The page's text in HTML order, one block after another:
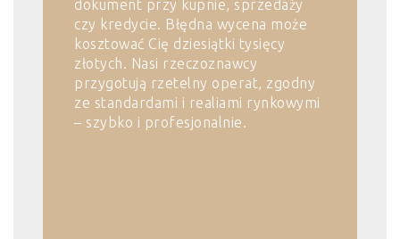
dokument przy kupnie, sprzedaży
czy kredycie. Błędna wycena może
kosztować Cię dziesiątki tysięcy
złotych. Nasi rzeczoznawcy
przygotują rzetelny operat, zgodny
ze standardami i realiami rynkowymi
– szybko i profesjonalnie.